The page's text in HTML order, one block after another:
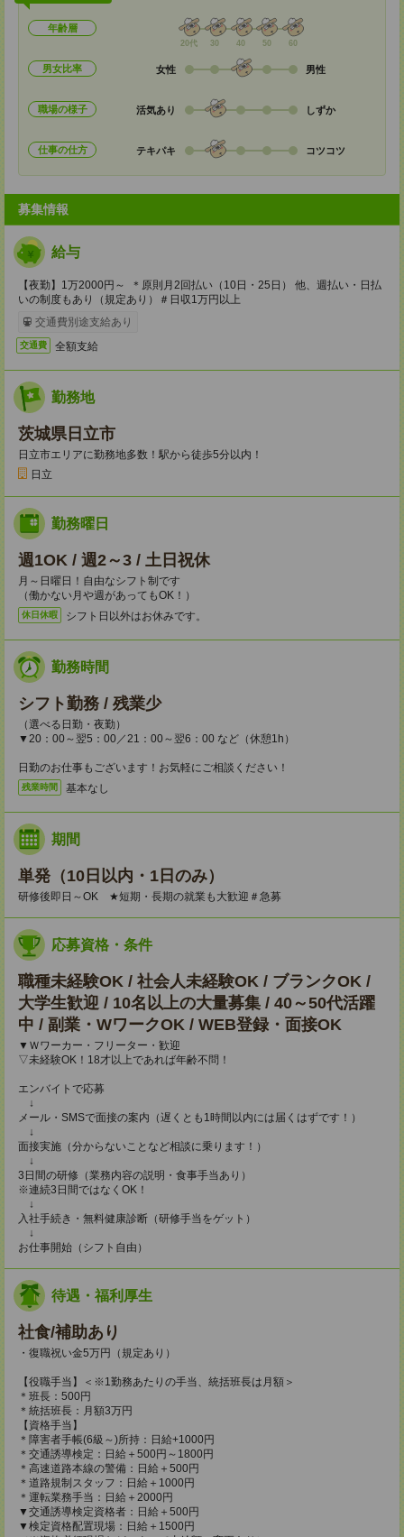
年齢層
20代 30 40 50 60
男女比率 女性 男性
職場の様子 活気あり しずか
仕事の仕方 テキパキ コツコツ
募集情報
給与
【夜勤】1万2000円～ ＊原則月2回払い（10日・25日） 他、週払い・日払
いの制度もあり（規定あり）＃日収1万円以上
交通費別途支給あり
交通費 全額支給
勤務地
茨城県日立市
日立市エリアに勤務地多数！駅から徒歩5分以内！
日立
勤務曜日
週1OK / 週2～3 / 土日祝休
月～日曜日！自由なシフト制です
（働かない月や週があってもOK！）
休日休暇 シフト日以外はお休みです。
勤務時間
シフト勤務 / 残業少
（選べる日勤・夜勤）
▼20：00～翌5：00／21：00～翌6：00 など（休憩1h）
日勤のお仕事もございます！お気軽にご相談ください！
残業時間 基本なし
期間
単発（10日以内・1日のみ）
研修後即日～OK ★短期・長期の就業も大歓迎＃急募
応募資格・条件
職種未経験OK / 社会人未経験OK / ブランクOK /
大学生歓迎 / 10名以上の大量募集 / 40～50代活躍
中 / 副業・WワークOK / WEB登録・面接OK
▼Ｗワーカー・フリーター・歓迎
▽未経験OK！18才以上であれば年齢不問！
エンバイトで応募
↓
メール・SMSで面接の案内（遅くとも1時間以内には届くはずです！）
↓
面接実施（分からないことなど相談に乗ります！）
↓
3日間の研修（業務内容の説明・食事手当あり）
※連続3日間ではなくOK！
↓
入社手続き・無料健康診断（研修手当をゲット）
↓
お仕事開始（シフト自由）
待遇・福利厚生
社食/補助あり
・復職祝い金5万円（規定あり）
【役職手当】＜※1勤務あたりの手当、統括班長は月額＞
＊班長：500円
＊統括班長：月額3万円
【資格手当】
＊障害者手帳(6級～)所持：日給+1000円
＊交通誘導検定：日給＋500円～1800円
＊高速道路本線の警備：日給＋500円
＊道路規制スタッフ：日給＋1000円
＊運転業務手当：日給＋2000円
▼交通誘導検定資格者：日給＋500円
▼検定資格配置現場：日給＋1500円